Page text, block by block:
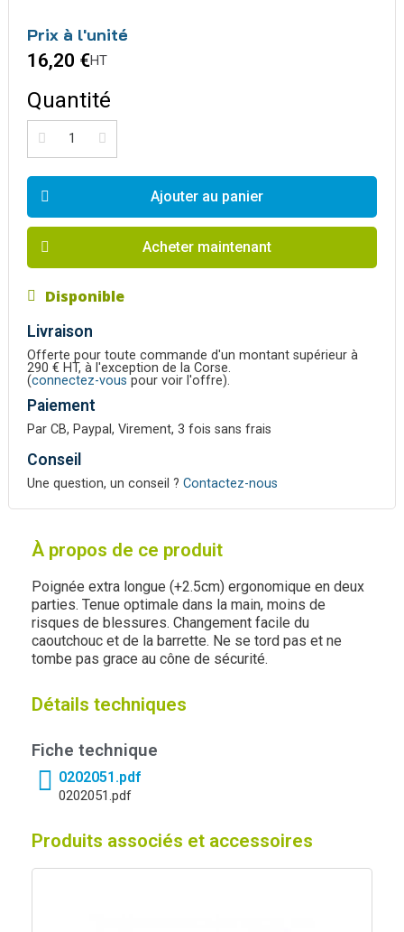
Prix à l'unité
16,20 €HT
Quantité
Ajouter au panier
Acheter maintenant
Disponible
Livraison
Offerte pour toute commande d'un montant supérieur à
290 € HT, à l'exception de la Corse.
(connectez-vous pour voir l'offre).
Paiement
Par CB, Paypal, Virement, 3 fois sans frais
Conseil
Une question, un conseil ? Contactez-nous
À propos de ce produit
Poignée extra longue (+2.5cm) ergonomique en deux
parties. Tenue optimale dans la main, moins de
risques de blessures. Changement facile du
caoutchouc et de la barrette. Ne se tord pas et ne
tombe pas grace au cône de sécurité.
Détails techniques
Fiche technique
0202051.pdf
0202051.pdf
Produits associés et accessoires